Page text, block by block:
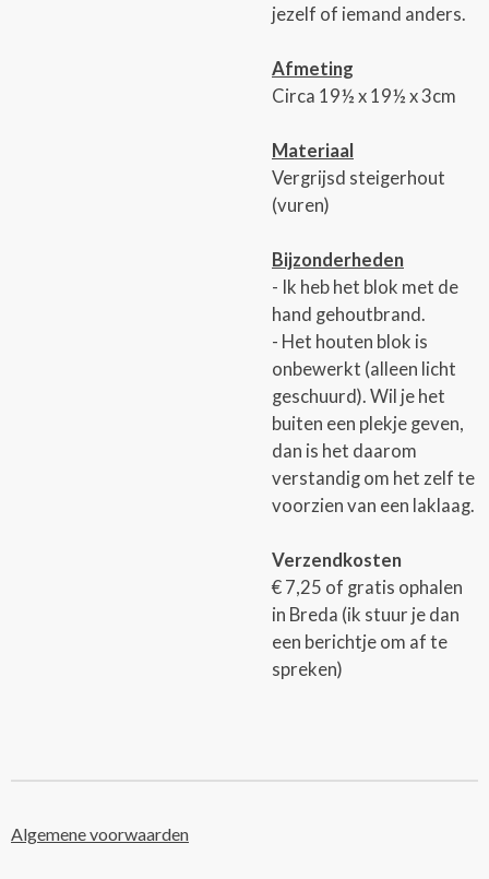
jezelf of iemand anders.
Afmeting
Circa 19½ x 19½ x 3cm
Materiaal
Vergrijsd steigerhout
(vuren)
Bijzonderheden
- Ik heb het blok met de
hand gehoutbrand.
- Het houten blok is
onbewerkt (alleen licht
geschuurd). Wil je het
buiten een plekje geven,
dan is het daarom
verstandig om het zelf te
voorzien van een laklaag.
Verzendkosten
€ 7,25 of gratis ophalen
in Breda (ik stuur je dan
een berichtje om af te
spreken)
Algemene voorwaarden